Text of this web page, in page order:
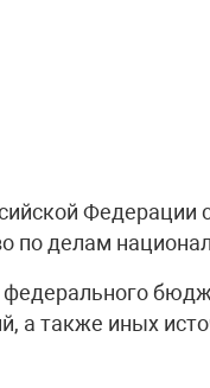
Федерации
по делам
а также иных